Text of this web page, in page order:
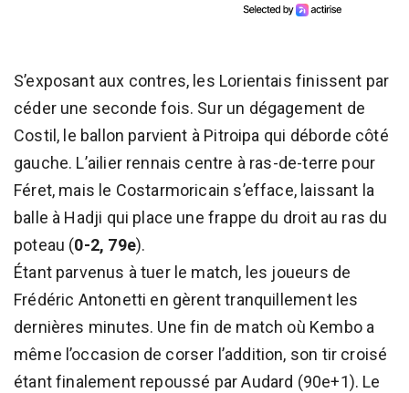
S’exposant aux contres, les Lorientais finissent par
céder une seconde fois. Sur un dégagement de
Costil, le ballon parvient à Pitroipa qui déborde côté
gauche. L’ailier rennais centre à ras-de-terre pour
Féret, mais le Costarmoricain s’efface, laissant la
balle à Hadji qui place une frappe du droit au ras du
poteau (0-2, 79e).
Étant parvenus à tuer le match, les joueurs de
Frédéric Antonetti en gèrent tranquillement les
dernières minutes. Une fin de match où Kembo a
même l’occasion de corser l’addition, son tir croisé
étant finalement repoussé par Audard (90e+1). Le